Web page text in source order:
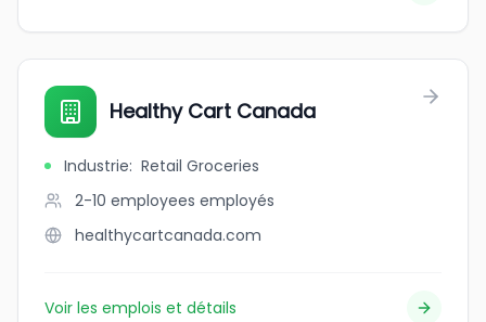
Healthy Cart Canada
Industrie: Retail Groceries
2-10 employees employés
healthycartcanada.com
Voir les emplois et détails